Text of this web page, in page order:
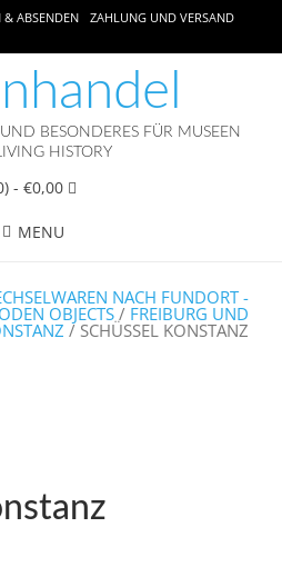
& ABSENDEN
ZAHLUNG UND VERSAND
BESONDERES FÜR MUSEEN
HISTORY
- €0,00
MENU
NACH FUNDORT -
OBJECTS / FREIBURG UND
/ SCHÜSSEL KONSTANZ